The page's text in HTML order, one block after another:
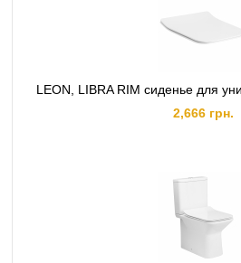
LEON, LIBRA RIM сиденье для
2,666 грн.